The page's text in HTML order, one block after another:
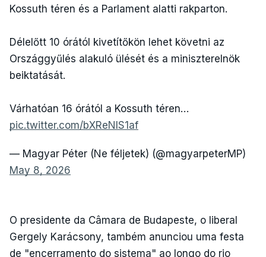
Kossuth téren és a Parlament alatti rakparton.
Délelőtt 10 órától kivetítőkön lehet követni az
Országgyűlés alakuló ülését és a miniszterelnök
beiktatását.
Várhatóan 16 órától a Kossuth téren…
pic.twitter.com/bXReNlS1af
— Magyar Péter (Ne féljetek) (@magyarpeterMP)
May 8, 2026
O presidente da Câmara de Budapeste, o liberal
Gergely Karácsony, também anunciou uma festa
de "encerramento do sistema" ao longo do rio